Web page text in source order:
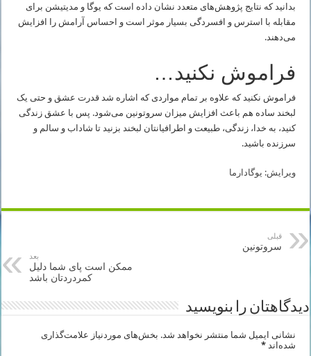
بدانید که نتایج پژوهش‌های متعدد نشان داده است که یوگا و مدیتیشن برای
مقابله با استرس و افسردگی بسیار موثر است و احساس آرامش را افزایش
می‌دهند.
فراموش نکنید…
فراموش نکنید که علاوه بر تمام مواردی که اشاره شد قدرت عشق و حتی یک
لبخند ساده هم باعث افزایش میزان سروتونین می‌شود. پس با عشق زندگی
کنید، به خدا، زندگی، طبیعت و اطرافیانتان لبخند بزنید تا شاداب و سالم و
سرزنده باشید.
ویرایش: یوگادارما
قبلی
سروتونین
بعد
ممکن است پای شما دلیل
کمردردتان باشد
دیدگاهتان را بنویسید
نشانی ایمیل شما منتشر نخواهد شد. بخش‌های موردنیاز علامت‌گذاری
شده‌اند*